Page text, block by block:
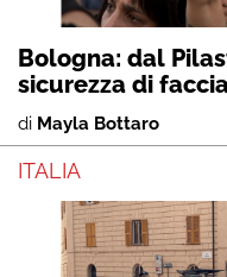
Bologna: dal
sicurezza di
di Mayla Bottaro
ITALIA